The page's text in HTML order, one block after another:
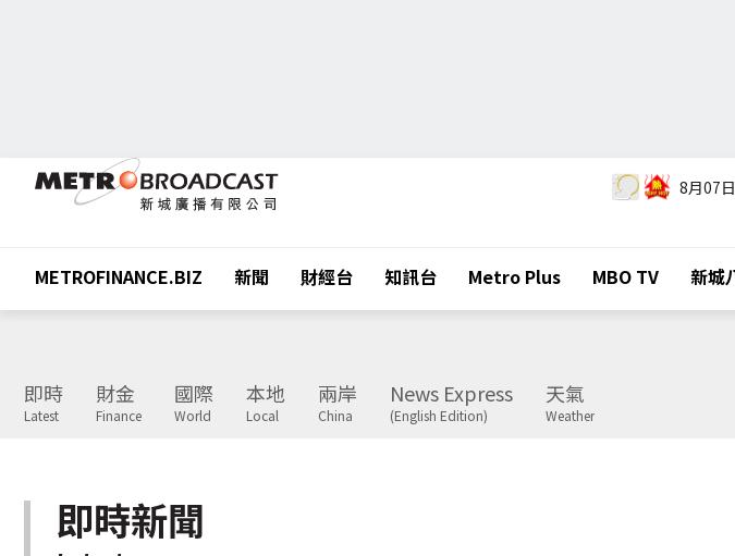
8月07
METROFINANCE.BIZ 新聞 財經台 知訊台 Metro Plus MBO TV 新城
即時
Latest
財金
Finance
國際
World
本地
Local
兩岸
China
News Express
(English Edition)
天氣
Weather
即時新聞